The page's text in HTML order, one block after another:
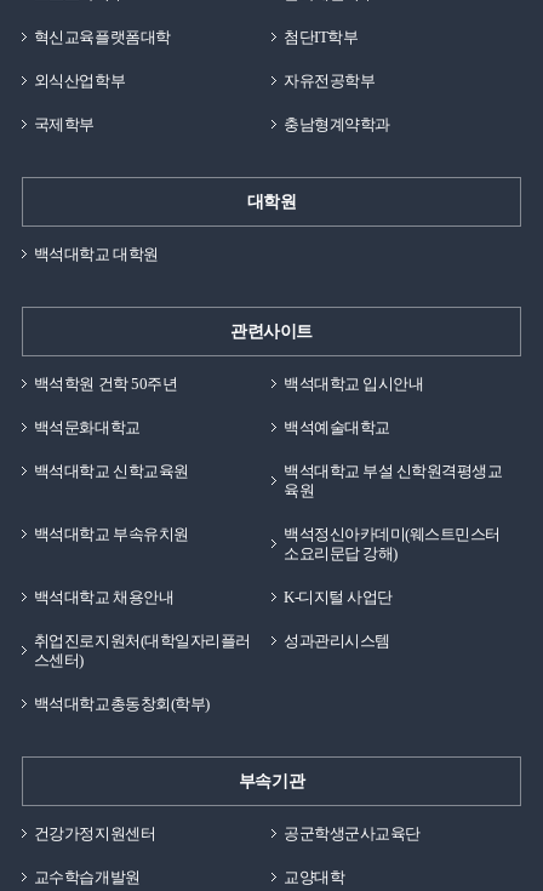
혁신교육플랫폼대학 첨단IT학부
외식산업학부 자유전공학부
국제학부 충남형계약학과
대학원
백석대학교 대학원
관련사이트
백석학원 건학 50주년 백석대학교 입시안내
백석문화대학교 백석예술대학교
백석대학교 신학교육원
백석대학교 부설 신학원격평생교
육원
백석대학교 부속유치원
백석정신아카데미(웨스트민스터
소요리문답 강해)
백석대학교 채용안내 K-디지털 사업단
취업진로지원처(대학일자리플러
스센터)
성과관리시스템
백석대학교총동창회(학부)
부속기관
건강가정지원센터 공군학생군사교육단
교수학습개발원 교양대학